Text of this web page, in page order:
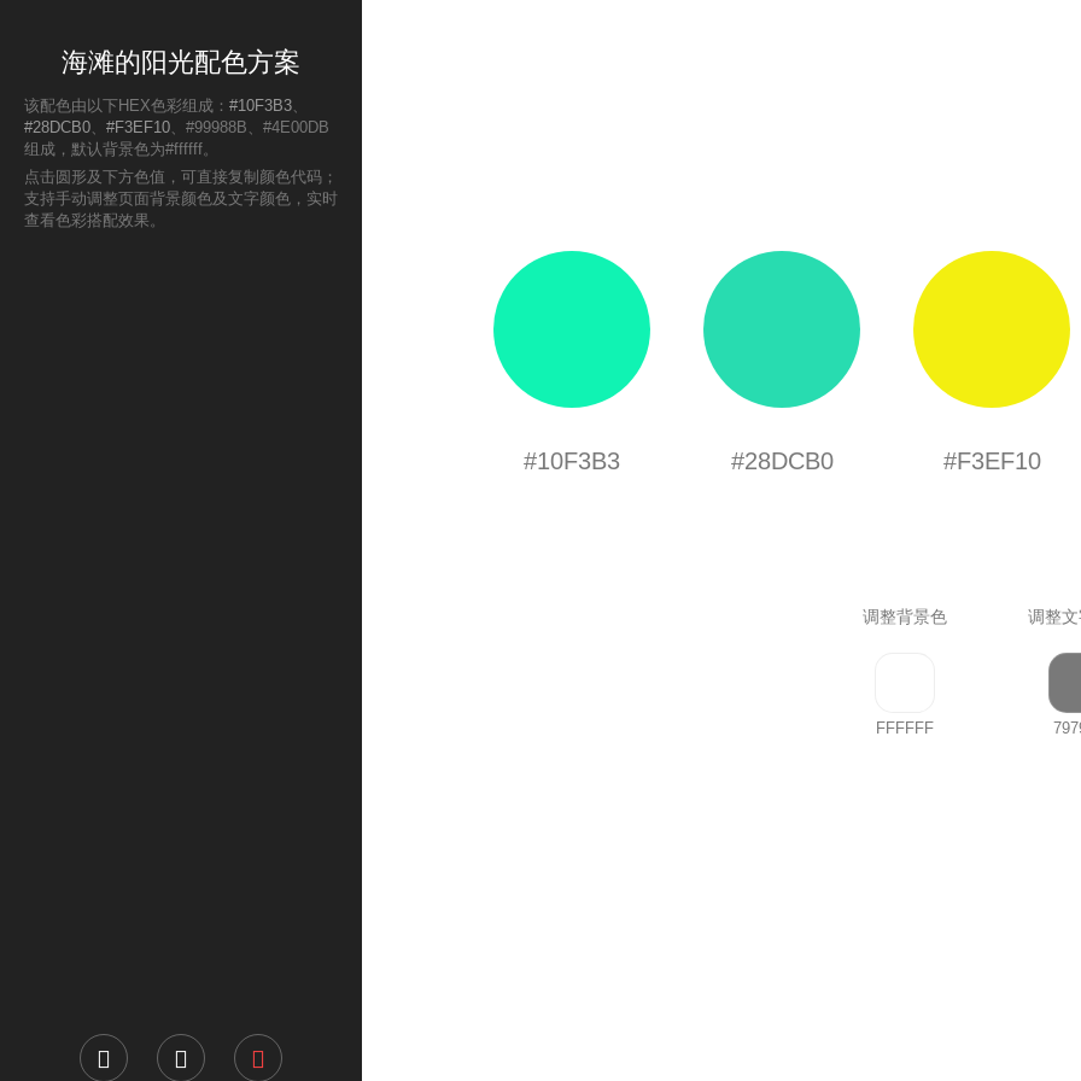
海滩的阳光配色方案
该配色由以下HEX色彩组成： #10F3B3、
#28DCB0、 #F3EF10、#99988B、#4E00DB
组成，默认背景色为#ffffff。
点击圆形及下方色值，可直接复制颜色代码；
支持手动调整页面背景颜色及文字颜色，实时
查看色彩搭配效果。
#10F3B3 #28DCB0 #F3EF10
调整背景色 调整